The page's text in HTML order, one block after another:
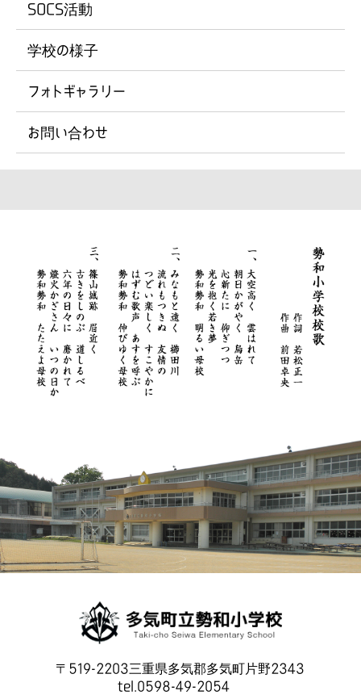
SOCS活動
学校の様子
フォトギャラリー
お問い合わせ
〒519-2203三重県多気郡多気町片野2343
tel.0598-49-2054